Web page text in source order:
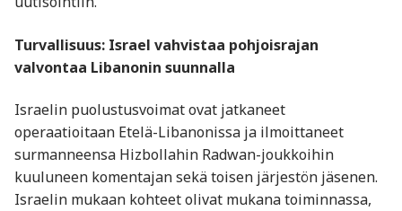
Turvallisuus: Israel vahvistaa pohjoisrajan
valvontaa Libanonin suunnalla
Israelin puolustusvoimat ovat jatkaneet
operaatioitaan Etelä-Libanonissa ja ilmoittaneet
surmanneensa Hizbollahin Radwan-joukkoihin
kuuluneen komentajan sekä toisen järjestön jäsenen.
Israelin mukaan kohteet olivat mukana toiminnassa,